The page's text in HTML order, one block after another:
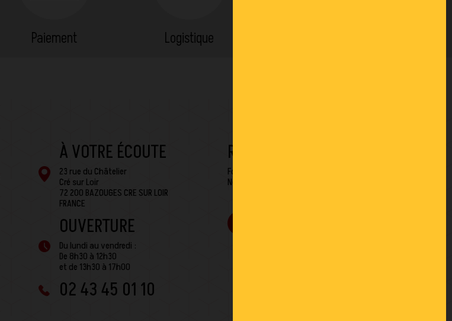
Paiement Logistique
À VOTRE ÉCOUTE
23 rue du Châtelier
Cré sur Loir
72 200 BAZOUGES CRE SUR LOIR
FRANCE
OUVERTURE
Du lundi au vendredi :
De 8h30 à 12h30
et de 13h30 à 17h00
02 43 45 01 10
RESTONS EN CONTACT
Formulaire de contact
Newsletter